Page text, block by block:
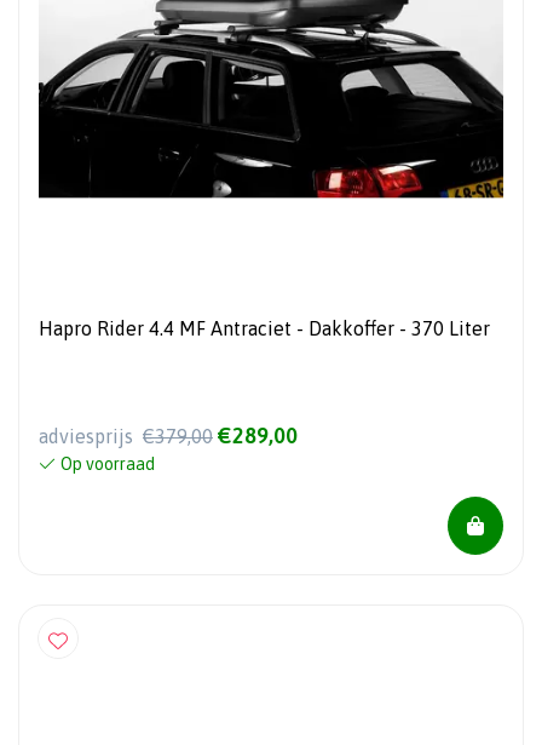
Hapro Rider 4.4 MF Antraciet - Dakkoffer - 370 Liter
adviesprijs €379,00 €289,00
Op voorraad